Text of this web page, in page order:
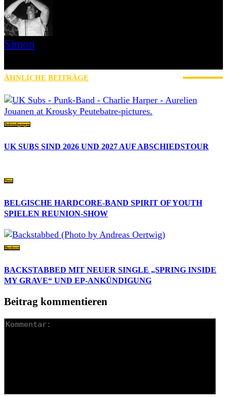
Simon
ÄHNLICHE BEITRÄGE
Ankündigungen
UK SUBS SIND 2026 UND 2027 AUF ABSCHIEDSTOUR
News
BELGISCHE HARDCORE-BAND SPIRIT OF YOUTH
SPIELEN REUNION-SHOW
Hardcore
BACKSTABBED MIT NEUER SINGLE „SPRING INSIDE
MY GRAVE“ UND EP-ANKÜNDIGUNG
Beitrag kommentieren